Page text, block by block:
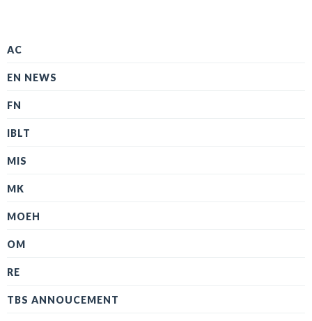
AC
EN NEWS
FN
IBLT
MIS
MK
MOEH
OM
RE
TBS ANNOUCEMENT